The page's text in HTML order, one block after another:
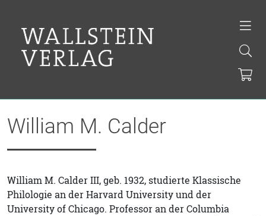
William M. Calder
William M. Calder III, geb. 1932, studierte Klassische
Philologie an der Harvard University und der
University of Chicago. Professor an der Columbia